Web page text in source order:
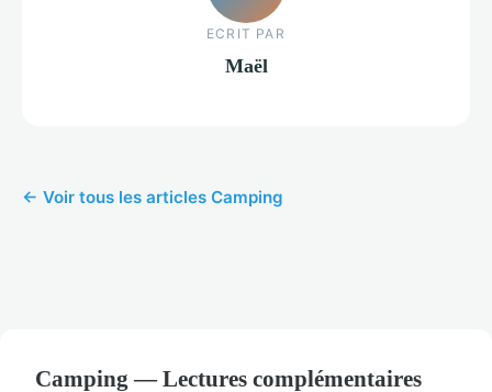
ECRIT PAR
Maël
← Voir tous les articles Camping
Camping — Lectures complémentaires